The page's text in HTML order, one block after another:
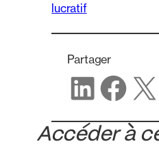
lucratif
Partager
Partager sur LinkedIn Partager sur Facebook Partager sur X
Accéder à